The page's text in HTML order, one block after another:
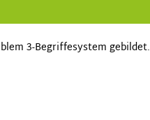
3-Begriffesystem gebildet.